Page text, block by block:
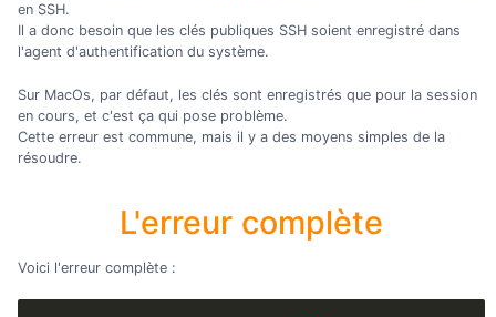
en SSH.
Il a donc besoin que les clés publiques SSH soient enregistré dans
l'agent d'authentification du système.
Sur MacOs, par défaut, les clés sont enregistrés que pour la session
en cours, et c'est ça qui pose problème.
Cette erreur est commune, mais il y a des moyens simples de la
résoudre.
L'erreur complète
Voici l'erreur complète :